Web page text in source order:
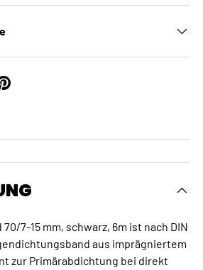
7-15 mm, schwarz, 6m ist nach DIN
aus imprägniertem
zur Primärabdichtung bei direkt